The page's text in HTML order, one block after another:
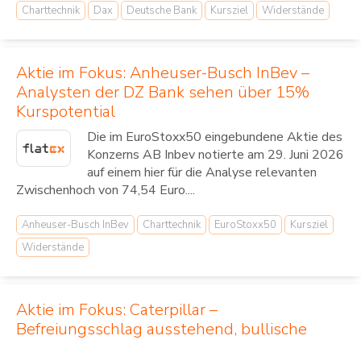
Charttechnik Dax Deutsche Bank Kursziel Widerstände
Aktie im Fokus: Anheuser-Busch InBev –
Analysten der DZ Bank sehen über 15%
Kurspotential
Die im EuroStoxx50 eingebundene Aktie des
Konzerns AB Inbev notierte am 29. Juni 2026
auf einem hier für die Analyse relevanten
Zwischenhoch von 74,54 Euro....
Anheuser-Busch InBev Charttechnik EuroStoxx50
Kursziel
Widerstände
Aktie im Fokus: Caterpillar –
Befreiungsschlag ausstehend, bullische